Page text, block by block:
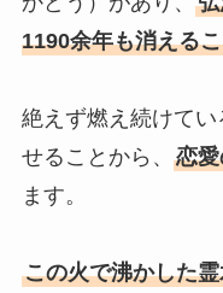
1190余年も消える
絶えず燃え続けて
せることから、 恋
ます。
この火で沸かした